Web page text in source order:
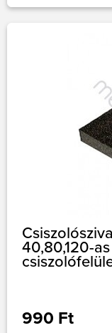
40,80,120-
990 Ft